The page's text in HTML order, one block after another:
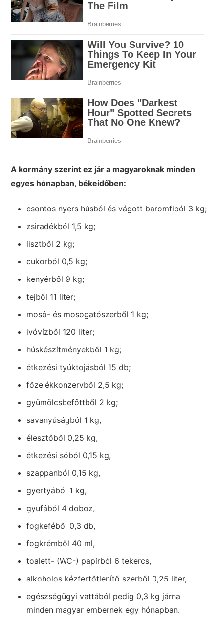
A kormány szerint ez jár a magyaroknak minden
egyes hónapban, békeidőben:
csontos nyers húsból és vágott baromfiból 3 kg;
zsiradékból 1,5 kg;
lisztből 2 kg;
cukorból 0,5 kg;
kenyérből 9 kg;
tejből 11 liter;
mosó- és mosogatószerből 1 kg;
ivóvízből 120 liter;
húskészítményekből 1 kg;
étkezési tyúktojásból 15 db;
főzelékkonzervből 2,5 kg;
gyümölcsbefőttből 2 kg;
savanyúságból 1 kg,
élesztőből 0,25 kg,
étkezési sóból 0,15 kg,
szappanból 0,15 kg,
gyertyából 1 kg,
gyufából 4 doboz,
fogkeféből 0,3 db,
fogkrémből 40 ml,
toalett- (WC-) papírból 6 tekercs,
alkoholos kézfertőtlenítő szerből 0,25 liter,
egészségügyi vattából pedig 0,3 kg járna
minden magyar embernek egy hónapban.